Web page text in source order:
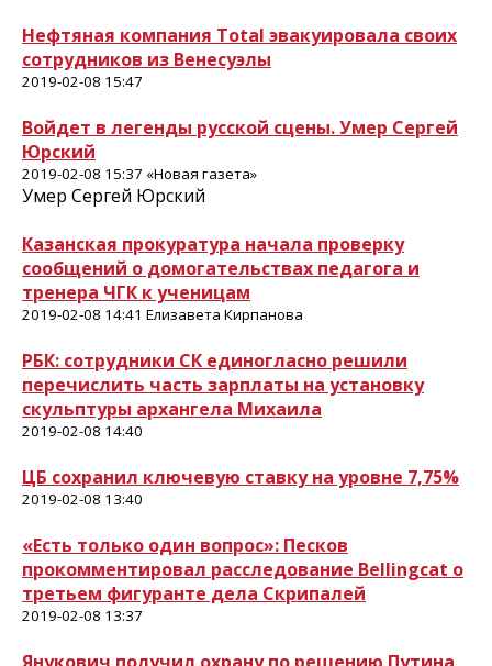
Нефтяная компания Total эвакуировала своих
сотрудников из Венесуэлы
2019-02-08 15:47
Войдет в легенды русской сцены. Умер Сергей
Юрский
2019-02-08 15:37 «Новая газета»
Умер Сергей Юрский
Казанская прокуратура начала проверку
сообщений о домогательствах педагога и
тренера ЧГК к ученицам
2019-02-08 14:41 Елизавета Кирпанова
РБК: сотрудники СК единогласно решили
перечислить часть зарплаты на установку
скульптуры архангела Михаила
2019-02-08 14:40
ЦБ сохранил ключевую ставку на уровне 7,75%
2019-02-08 13:40
«Есть только один вопрос»: Песков
прокомментировал расследование Bellingcat о
третьем фигуранте дела Скрипалей
2019-02-08 13:37